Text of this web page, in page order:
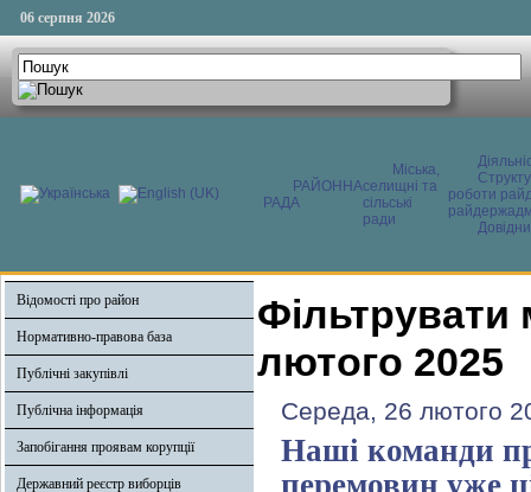
06 серпня 2026
РАЙОННА
РАДА
Міська,
селищні та
сільські
ради
роботи
Відомості про район
Нормативно-правова база
Публічні закупівлі
Публічна інформація
Запобігання проявам корупції
Державний реєстр виборців
Фільтрувати
лютого 2025
Середа, 26 лютого
Наші команди
перемовин уже